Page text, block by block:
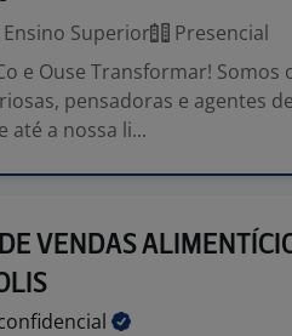
Ensino Superior
Presencial
e Ouse Transformar!
pensadoras e agentes
até a nossa li...
VENDAS